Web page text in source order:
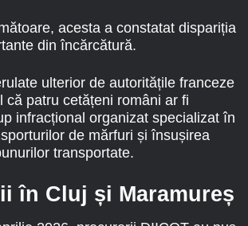
acesta a constatat dispariția
din încărcătură.
ulterior de autoritățile franceze
că patru cetățeni români ar fi
infracțional organizat specializat în
de mărfuri și însușirea
transportate.
în Cluj și Maramureș